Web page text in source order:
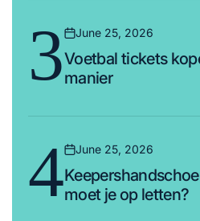
3Posted
on
June 25, 2026
Voetbal tickets
manier
4Posted
on
June 25, 2026
moet je op letten?